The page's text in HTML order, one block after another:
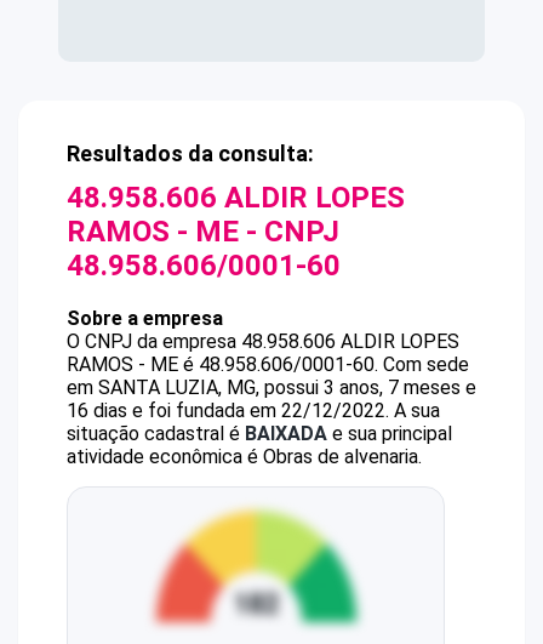
Resultados da consulta:
48.958.606 ALDIR LOPES
RAMOS - ME - CNPJ
48.958.606/0001-60
Sobre a empresa
O CNPJ da empresa 48.958.606 ALDIR LOPES
RAMOS - ME é 48.958.606/0001-60. Com sede
em SANTA LUZIA, MG, possui 3 anos, 7 meses e
16 dias e foi fundada em 22/12/2022. A sua
situação cadastral é BAIXADA e sua principal
atividade econômica é Obras de alvenaria.